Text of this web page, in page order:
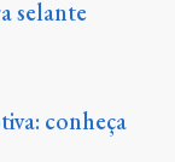
selante
conheça